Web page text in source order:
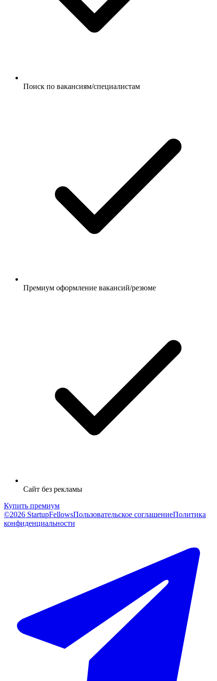
Поиск по вакансиям/специалистам
Премиум оформление вакансий/резюме
Сайт без рекламы
Купить премиум
©2026 StartupFellowsПользовательское соглашениеПолитика
конфиденциальности